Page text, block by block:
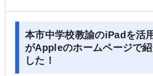
本市中学校教諭のiPadを活
がAppleのホームページで
した！